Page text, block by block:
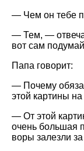
— Чем он тебе
— Тем, —
вот сам
Папа говорит:
— Почему
этой картины на
— От этой
очень большая
воры залезли